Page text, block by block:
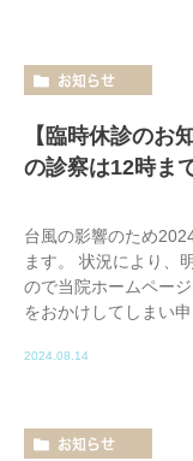
お知らせ
【臨時休診のお
の診察は12時ま
台風の影響のため
ます。 状況により、
ので当院ホームペー
をおかけしてしまい
2024.08.14
お知らせ